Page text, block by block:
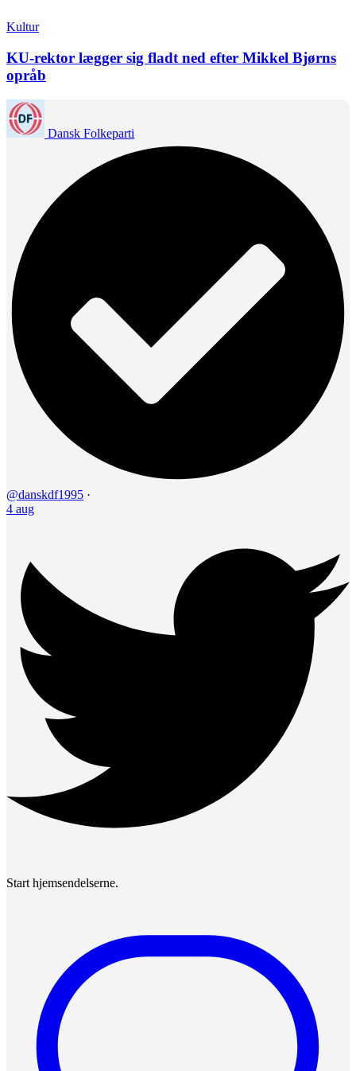
Kultur
KU-rektor lægger sig fladt ned efter Mikkel Bjørns
opråb
Dansk Folkeparti
@danskdf1995 ·
4 aug
Start hjemsendelserne.